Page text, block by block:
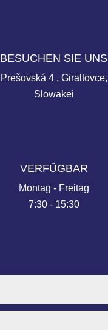
BESUCHEN SIE UNS
Prešovská 4 , Giraltovce,
Slowakei
VERFÜGBAR
Montag - Freitag
7:30 - 15:30